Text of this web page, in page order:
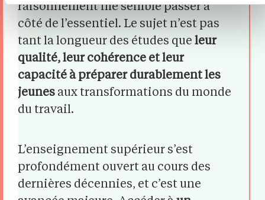
raisonnement me semble passer à
côté de l’essentiel. Le sujet n’est pas
tant la longueur des études que leur
qualité, leur cohérence et leur
capacité à préparer durablement les
jeunesaux transformations du monde
du travail.
L’enseignement supérieur s’est
profondément ouvert au cours des
dernières décennies, et c’est une